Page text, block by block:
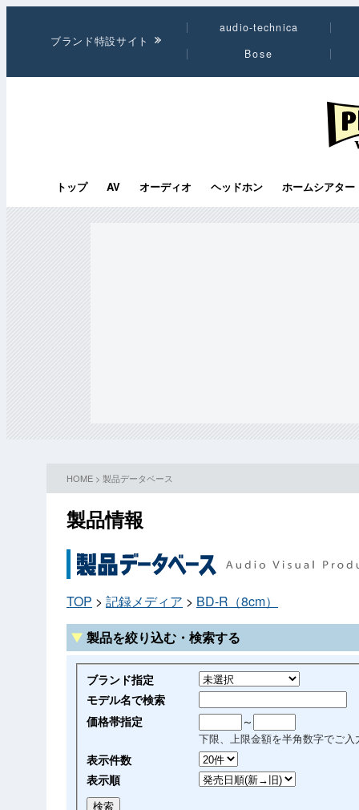
ブランド特設サイト
audio-technica
Bose
トップ AV オーディオ ヘッドホン ホームシアター
HOME > 製品データベース
製品情報
TOP > 記録メディア > BD-R（8cm）
製品を絞り込む・検索する
ブランド指定
モデル名で検索
価格帯指定
～
下限、上限金額を半角数字でご入
表示件数
表示順